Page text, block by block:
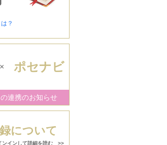
？
× ポセナビ
連携のお知らせ
について
ンインして詳細を読む >>